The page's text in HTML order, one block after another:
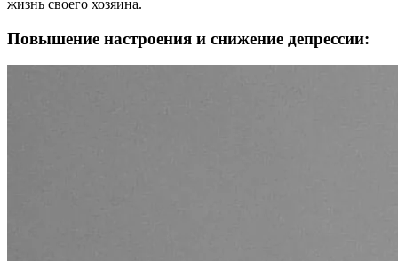
жизнь своего хозяина.
Повышение настроения и снижение депрессии: